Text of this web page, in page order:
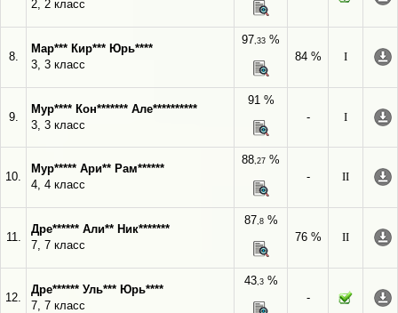
2, 2 класс
8.
Мар*** Кир*** Юрь****
3, 3 класс
97,33 %
84 %
I
9.
Мур**** Кон******* Але**********
3, 3 класс
91 %
-
I
10.
Мур***** Ари** Рам******
4, 4 класс
88,27 %
-
II
11.
Дре****** Али** Ник*******
7, 7 класс
87,8%
76 %
II
12.
Дре****** Уль*** Юрь****
7, 7 класс
43,3%
-